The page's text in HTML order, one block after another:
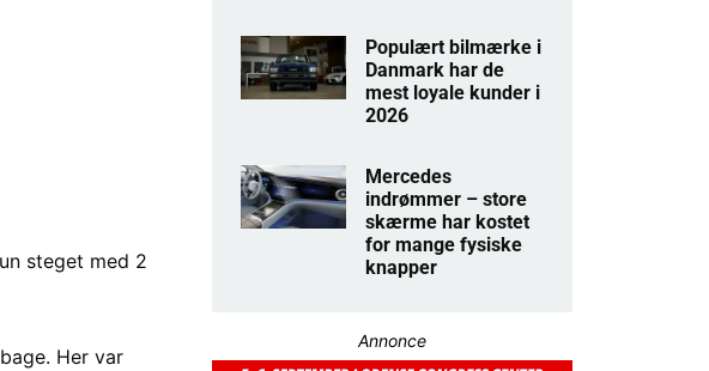
steget med 2
Her var
Populært bilmærke i
Danmark har de
mest loyale kunder i
2026
Mercedes
indrømmer – store
skærme har kostet
for mange fysiske
knapper
Annonce